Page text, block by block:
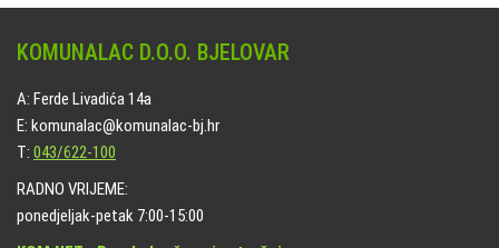
KOMUNALAC D.O.O. BJELOVAR
A: Ferde Livadića 14a
E: komunalac@komunalac-bj.hr
T: 043/622-100
RADNO VRIJEME:
ponedjeljak-petak 7:00-15:00